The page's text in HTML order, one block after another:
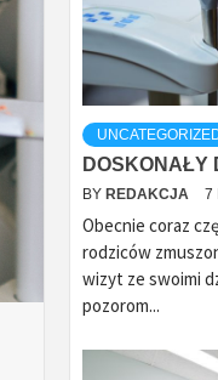
DOSKONAŁY
BY REDAKCJA 7
Obecnie coraz
rodziców
wizyt ze swoimi
pozorom...